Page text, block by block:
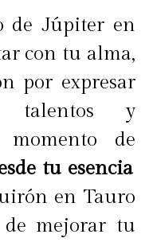
Venus
de nuevas
la Luna que
la intensidad
situaciones
digerir en este
de Júpiter en
con tu alma,
por expresar
talentos y
momento de
tu esencia
en Tauro
mejorar tu